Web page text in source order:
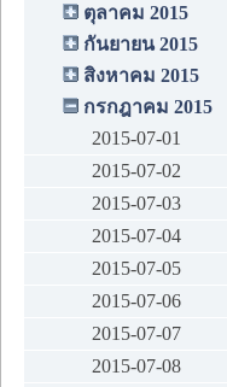
ตุลาคม 2015
กันยายน 2015
สิงหาคม 2015
กรกฎาคม 2015
2015-07-01
2015-07-02
2015-07-03
2015-07-04
2015-07-05
2015-07-06
2015-07-07
2015-07-08